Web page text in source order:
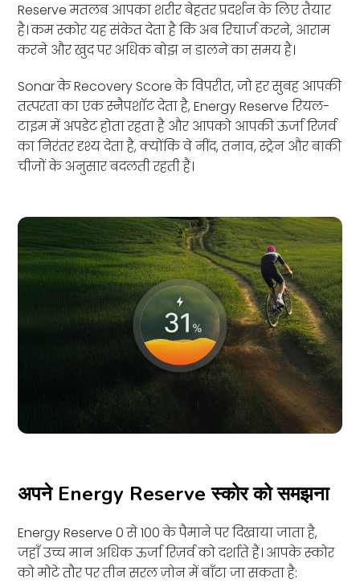
Reserve मतलब आपका शरीर बेहतर प्रदर्शन के लिए तैयार
है। कम स्कोर यह संकेत देता है कि अब रिचार्ज करने, आराम
करने और खुद पर अधिक बोझ न डालने का समय है।
Sonar के Recovery Score के विपरीत, जो हर सुबह आपकी
तत्परता का एक स्नैपशॉट देता है, Energy Reserve रियल-
टाइम में अपडेट होता रहता है और आपको आपकी ऊर्जा रिज़र्व
का निरंतर दृश्य देता है, क्योंकि वे नींद, तनाव, स्ट्रेन और बाकी
चीज़ों के अनुसार बदलती रहती हैं।
अपने Energy Reserve स्कोर को समझना
Energy Reserve 0 से 100 के पैमाने पर दिखाया जाता है,
जहाँ उच्च मान अधिक ऊर्जा रिज़र्व को दर्शाते हैं। आपके स्कोर
को मोटे तौर पर तीन सरल ज़ोन में बाँटा जा सकता है: